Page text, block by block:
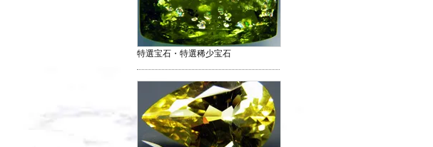
特選宝石・特選稀少宝石